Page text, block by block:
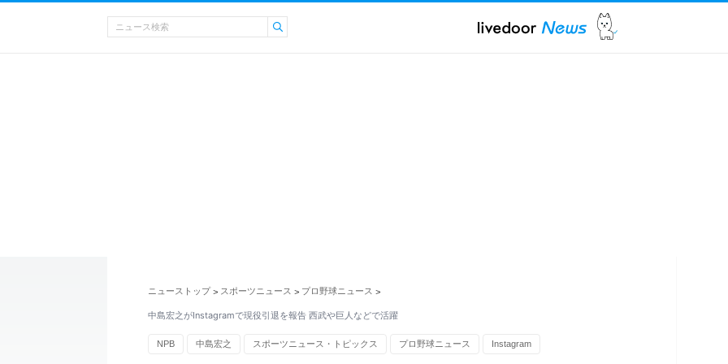
ニューストップ > スポーツニュース > プロ野球ニュース >
中島宏之がInstagramで現役引退を報告 西武や巨人などで活躍
NPB 中島宏之 スポーツニュース・トピックス プロ野球ニュース Instagram